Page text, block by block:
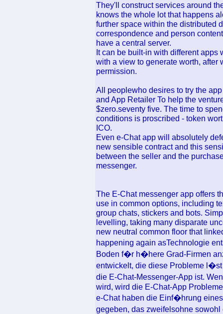
They'll construct services around
knows the whole lot that happens
further space within the distributed
correspondence and person
have a central server.
It can be built-in with different
with a view to generate worth,
permission.
All peoplewho desires to try the
and App Retailer To help the
$zero.seventy five. The time to
conditions is proscribed - token
ICO.
Even e-Chat app will absolutely
new sensible contract and this
between the seller and the
messenger.
The E-Chat messenger app offers
use in common options, including
group chats, stickers and bots.
levelling, taking many disparate
new neutral common floor that
happening again asTechnologie
Boden f�r h�here Grad-Firmen
entwickelt, die diese Probleme
die E-Chat-Messenger-App ist.
wird, wird die E-Chat-App
e-Chat haben die Einf�hrung
gegeben, das zweifelsohne